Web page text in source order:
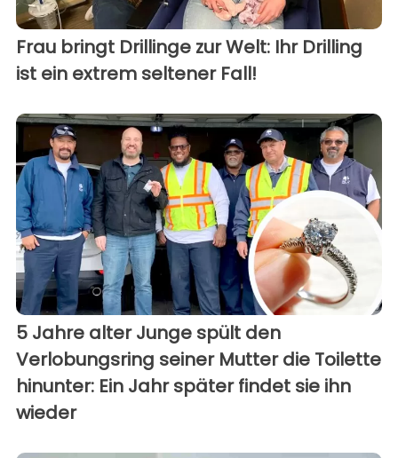
Frau bringt Drillinge zur Welt: Ihr Drilling
ist ein extrem seltener Fall!
5 Jahre alter Junge spült den
Verlobungsring seiner Mutter die Toilette
hinunter: Ein Jahr später findet sie ihn
wieder